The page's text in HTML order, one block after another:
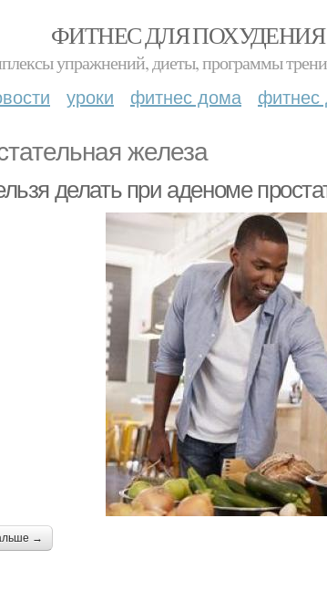
ФИТНЕС ДЛЯ ПОХУДЕНИЯ
упражнений, диеты, программы
уроки фитнес дома фитнес
железа
делать при аденоме
→